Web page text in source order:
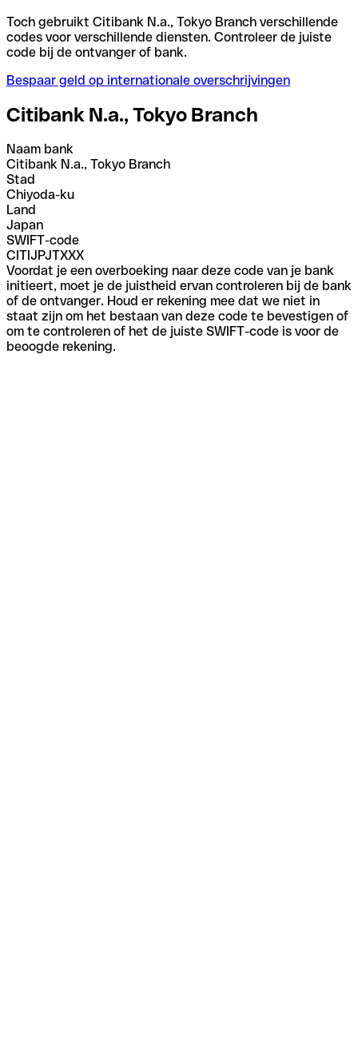
Toch gebruikt Citibank N.a., Tokyo Branch verschillende
codes voor verschillende diensten. Controleer de juiste
code bij de ontvanger of bank.
Bespaar geld op internationale overschrijvingen
Citibank N.a., Tokyo Branch
Naam bank
Citibank N.a., Tokyo Branch
Stad
Chiyoda-ku
Land
Japan
SWIFT-code
CITIJPJTXXX
Voordat je een overboeking naar deze code van je bank
initieert, moet je de juistheid ervan controleren bij de bank
of de ontvanger. Houd er rekening mee dat we niet in
staat zijn om het bestaan van deze code te bevestigen of
om te controleren of het de juiste SWIFT-code is voor de
beoogde rekening.